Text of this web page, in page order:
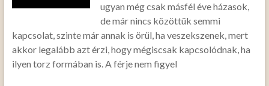
ugyan még csak másfél éve házasok,
de már nincs közöttük semmi
kapcsolat, szinte már annak is örül, ha veszekszenek, mert
akkor legalább azt érzi, hogy mégiscsak kapcsolódnak, ha
ilyen torz formában is. A férje nem figyel